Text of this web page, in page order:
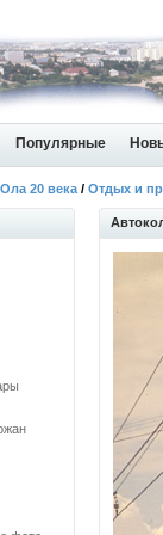
Популярные
20 века / Отдых и